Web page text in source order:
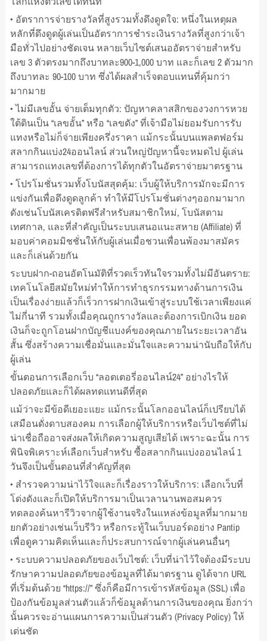
• อัตราการจ่ายรางวัลที่สูงรวมทั้งดึงดูดใจ: หนึ่งในเหตุผล
หลักที่ดึงดูดผู้เล่นเป็นอัตราการชำระเงินรางวัลที่สูงกว่าเจ้า
มือทั่วไปอย่างชัดเจน หลายเว็บไซต์เสนออัตราจ่ายสำหรับ
เลข 3 ตัวตรงมากถึงบาทละ900-1,000 บาท และก็เลข 2 ตัวมาก
ถึงบาทละ 90-100 บาท ซึ่งได้ผลสำเร็จตอบแทนที่คุ้มกว่า
มากมาย
• ไม่มีเลขอั้น จ่ายเต็มทุกตัว: ปัญหาคลาสสิกของวงการหวย
ใต้ดินเป็น “เลขอั้น” หรือ “เลขดัง” ที่เจ้ามือไม่ยอมรับการรับ
แทงหรือไม่ก็จ่ายเพียงครึ่งราคา แม้กระนั้นบนแพลตฟอร์ม
สลากกินแบ่ง24ออนไลน์ ส่วนใหญ่ปัญหานี้จะหมดไป ผู้เล่น
สามารถแทงเลขที่ต้องการได้ทุกตัวในอัตราจ่ายมาตรฐาน
• โปรโมชั่นรวมทั้งโบนัสสุดคุ้ม: เว็บผู้ให้บริการมักจะมีการ
แข่งกันเพื่อดึงดูดลูกค้า ทำให้มีโปรโมชั่นต่างๆออกมามาก
ดังเช่นโบนัสเครดิตฟรีสำหรับสมาชิกใหม่, โบนัสตาม
เทศกาล, และที่สำคัญเป็นระบบเสนอแนะสหาย (Affiliate) ที่
มอบค่าคอมมิชชั่นให้กับผู้เล่นเมื่อชวนเพื่อนพ้องมาสมัคร
และก็เล่นด้วยกัน
ระบบฝาก-ถอนอัตโนมัติที่รวดเร็วทันใจรวมทั้งไม่มีอันตราย:
เทคโนโลยีสมัยใหม่ทำให้การทำธุรกรรมทางด้านการเงิน
เป็นเรื่องง่ายแล้วก็เร็วการฝากเงินเข้าสู่ระบบใช้เวลาเพียงแค่
ไม่กี่นาที รวมทั้งเมื่อคุณถูกรางวัลและต้องการเบิกเงิน ยอด
เงินก็จะถูกโอนฝากบัญชีแบงค์ของคุณภายในระยะเวลาอัน
สั้น ซึ่งสร้างความเชื่อมั่นและมั่นใจและความน่านับถือให้กับ
ผู้เล่น
ขั้นตอนการเลือกเว็บ “ลอตเตอรี่ออนไลน์24” อย่างไรให้
ปลอดภัยและก็ได้ผลทดแทนดีที่สุด
แม้ว่าจะมีข้อดีเยอะแยะ แม้กระนั้นโลกออนไลน์ก็เปรียบได้
เสมือนดั่งดาบสองคม การเลือกผู้ให้บริการหรือเว็บไซต์ที่ไม่
น่าเชื่อถืออาจส่งผลให้เกิดความสูญเสียได้ เพราะฉะนั้น การ
พินิจพิเคราะห์เลือกเว็บสำหรับ ซื้อสลากกินแบ่งออนไลน์ 1
วันจึงเป็นขั้นตอนที่สำคัญที่สุด
• สำรวจความน่าไว้ใจและก็เรื่องราวให้บริการ: เลือกเว็บที่
โด่งดังและก็เปิดให้บริการมาเป็นเวลานานพอสมควร
ทดลองค้นหารีวิวจากผู้ใช้งานจริงในแหล่งข้อมูลที่มากมาย
ยกตัวอย่างเช่นเว็บรีวิว หรือกระทู้ในเว็บบอร์ดอย่าง Pantip
เพื่อดูความคิดเห็นและก็ประสบการณ์จากผู้เล่นคนอื่นๆ
• ระบบความปลอดภัยของเว็บไซต์: เว็บที่น่าไว้ใจต้องมีระบบ
รักษาความปลอดภัยของข้อมูลที่ได้มาตรฐาน ดูได้จาก URL
ที่เริ่มต้นด้วย “https://” ซึ่งก็คือมีการเข้ารหัสข้อมูล (SSL) เพื่อ
ป้องกันข้อมูลส่วนตัวแล้วก็ข้อมูลด้านการเงินของคุณ ยิ่งกว่า
นั้นควรจะอ่านแผนการความเป็นส่วนตัว (Privacy Policy) ให้
เด่นชัด